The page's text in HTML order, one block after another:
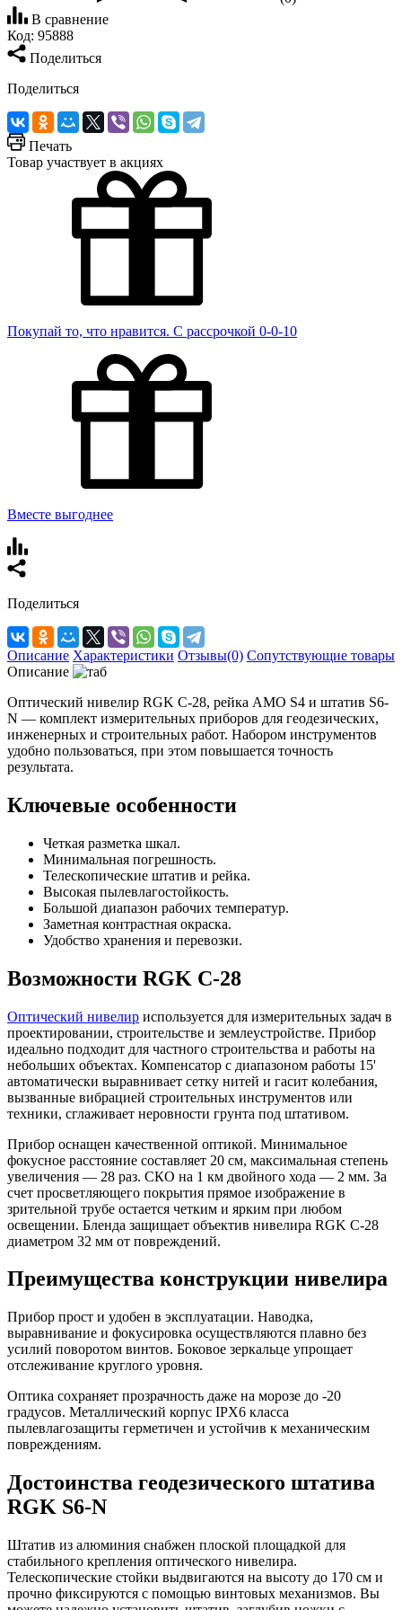
В сравнение
Код: 95888
Поделиться
Поделиться
Печать
Товар участвует в акциях
Покупай то, что нравится. С рассрочкой 0-0-10
Вместе выгоднее
Поделиться
Описание Характеристики Отзывы(0) Сопутствующие товары
Описание
Оптический нивелир RGK C-28, рейка AMO S4 и штатив S6-
N — комплект измерительных приборов для геодезических,
инженерных и строительных работ. Набором инструментов
удобно пользоваться, при этом повышается точность
результата.
Ключевые особенности
Четкая разметка шкал.
Минимальная погрешность.
Телескопические штатив и рейка.
Высокая пылевлагостойкость.
Большой диапазон рабочих температур.
Заметная контрастная окраска.
Удобство хранения и перевозки.
Возможности RGK C-28
Оптический нивелир используется для измерительных задач в
проектировании, строительстве и землеустройстве. Прибор
идеально подходит для частного строительства и работы на
небольших объектах. Компенсатор с диапазоном работы 15'
автоматически выравнивает сетку нитей и гасит колебания,
вызванные вибрацией строительных инструментов или
техники, сглаживает неровности грунта под штативом.
Прибор оснащен качественной оптикой. Минимальное
фокусное расстояние составляет 20 см, максимальная степень
увеличения — 28 раз. СКО на 1 км двойного хода — 2 мм. За
счет просветляющего покрытия прямое изображение в
зрительной трубе остается четким и ярким при любом
освещении. Бленда защищает объектив нивелира RGK C-28
диаметром 32 мм от повреждений.
Преимущества конструкции нивелира
Прибор прост и удобен в эксплуатации. Наводка,
выравнивание и фокусировка осуществляются плавно без
усилий поворотом винтов. Боковое зеркальце упрощает
отслеживание круглого уровня.
Оптика сохраняет прозрачность даже на морозе до -20
градусов. Металлический корпус IPX6 класса
пылевлагозащиты герметичен и устойчив к механическим
повреждениям.
Достоинства геодезического штатива
RGK S6-N
Штатив из алюминия снабжен плоской площадкой для
стабильного крепления оптического нивелира.
Телескопические стойки выдвигаются на высоту до 170 см и
прочно фиксируются с помощью винтовых механизмов. Вы